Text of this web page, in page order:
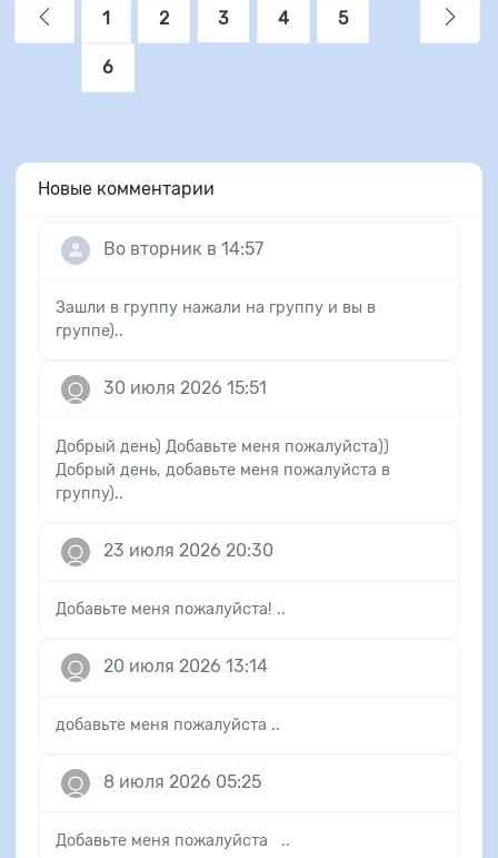
1 2 3 4 5
6
Новые комментарии
Во вторник в 14:57
Зашли в группу нажали на группу и вы в
группе)..
30 июля 2026 15:51
Добрый день) Добавьте меня пожалуйста))
Добрый день, добавьте меня пожалуйста в
группу)..
23 июля 2026 20:30
Добавьте меня пожалуйста! ..
20 июля 2026 13:14
добавьте меня пожалуйста ..
8 июля 2026 05:25
Добавьте меня пожалуйста ..